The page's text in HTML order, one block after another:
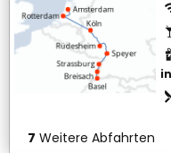
7 Weitere Abfahrten